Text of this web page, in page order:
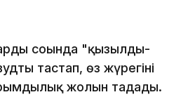
соңында "қызылды-
тастап, өз жүрегінің
жолын таңдады.